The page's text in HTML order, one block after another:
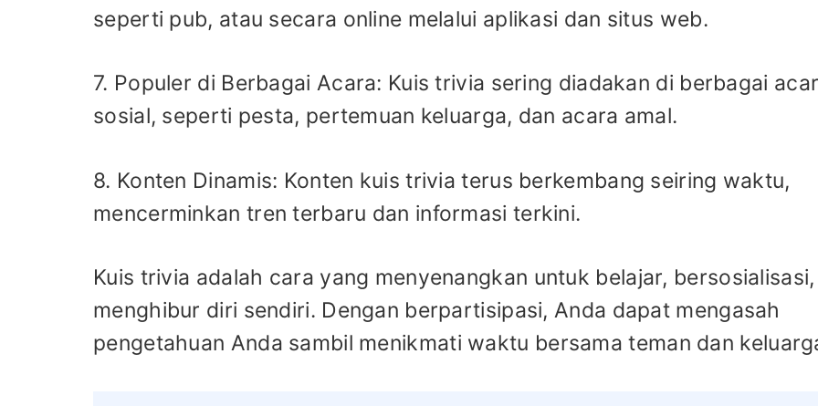
seperti pub, atau secara online melalui aplikasi dan situs web.
7. Populer di Berbagai Acara: Kuis trivia sering diadakan di berbagai
sosial, seperti pesta, pertemuan keluarga, dan acara amal.
8. Konten Dinamis: Konten kuis trivia terus berkembang seiring waktu,
mencerminkan tren terbaru dan informasi terkini.
Kuis trivia adalah cara yang menyenangkan untuk belajar,
menghibur diri sendiri. Dengan berpartisipasi, Anda dapat mengasah
pengetahuan Anda sambil menikmati waktu bersama teman dan